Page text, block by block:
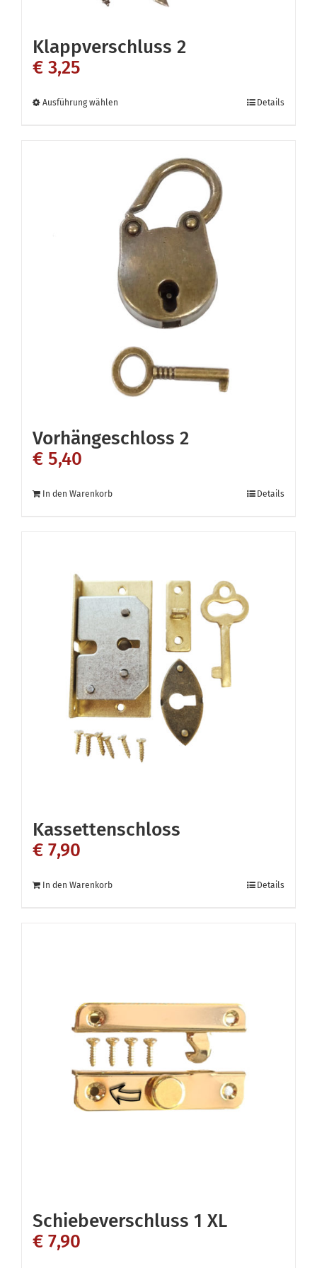
Klappverschluss 2
€ 3,25
Ausführung wählen
mehrere
Varianten
auf.
Die
Optionen
können
auf
Produktseite
gewählt
werden
Details
Vorhängeschloss 2
€ 5,40
In den Warenkorb Details
Kassettenschloss
€ 7,90
In den Warenkorb Details
Schiebeverschluss 1 XL
€ 7,90